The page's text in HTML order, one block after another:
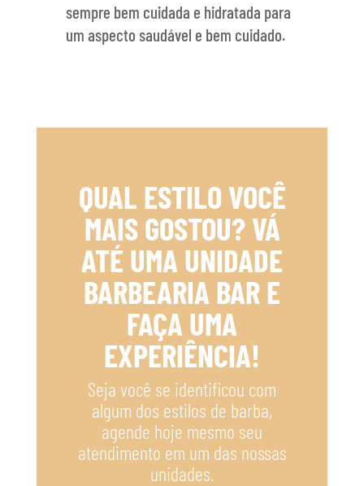
sempre bem cuidada e hidratada para
um aspecto saudável e bem cuidado.
QUAL ESTILO VOCÊ
MAIS GOSTOU? VÁ
ATÉ UMA UNIDADE
BARBEARIA BAR E
FAÇA UMA
EXPERIÊNCIA!
Seja você se identificou com
algum dos estilos de barba,
agende hoje mesmo seu
atendimento em um das nossas
unidades.
CATEGORIAS
Barbearia Berrini Barbearia Brooklyn Barbearia Campo Belo
Barbearia em Santo Amaro Barbearia Express
Barbearia na Vila Olimpia
Vila Santa
ASSINE NOSSA NEWSLETTER